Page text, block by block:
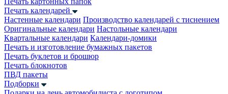
Печать календарей
Настенные календари Производство календарей с тиснением
Оригинальные календари Настольные календари
Квартальные календари Календари-домики
Печать и изготовление бумажных пакетов
Печать буклетов и брошюр
Печать блокнотов
ПВД пакеты
Подборки